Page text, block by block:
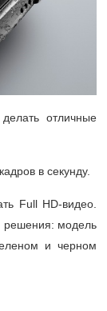
отличные
в секунду.
Full HD-видео.
решения: модель
и черном